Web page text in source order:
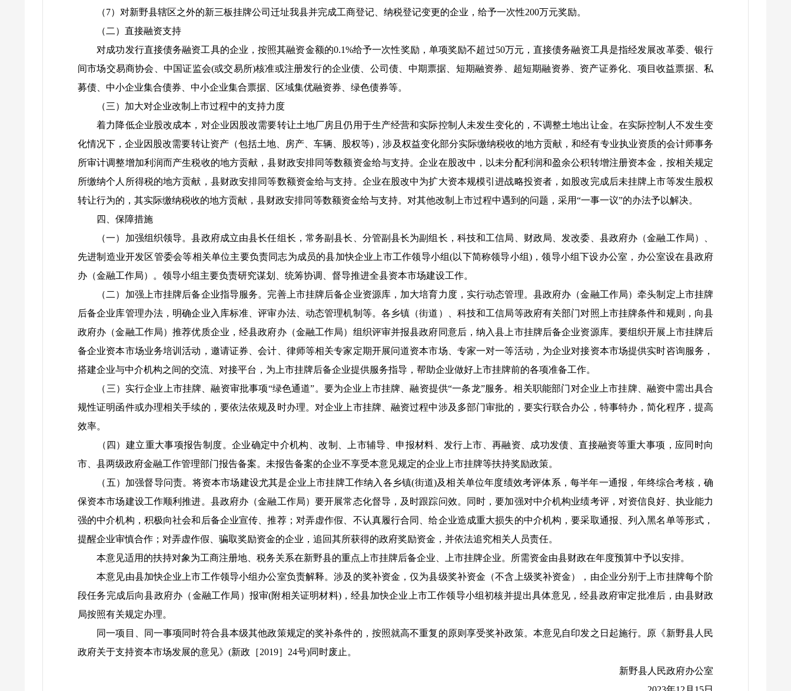
（7）对新野县辖区之外的新三板挂牌公司迁址我县并完成工商登记、纳税登记变更的企业，给予一次性200万元奖励。
（二）直接融资支持
对成功发行直接债务融资工具的企业，按照其融资金额的0.1%给予一次性奖励，单项奖励不超过50万元，直接债务融资工具是指经发展改革委、银行
间市场交易商协会、中国证监会(或交易所)核准或注册发行的企业债、公司债、中期票据、短期融资券、超短期融资券、资产证券化、项目收益票据、私
募债、中小企业集合债券、中小企业集合票据、区域集优融资券、绿色债券等。
（三）加大对企业改制上市过程中的支持力度
着力降低企业股改成本，对企业因股改需要转让土地厂房且仍用于生产经营和实际控制人未发生变化的，不调整土地出让金。在实际控制人不发生变
化情况下，企业因股改需要转让资产（包括土地、房产、车辆、股权等)，涉及权益变化部分实际缴纳税收的地方贡献，和经有专业执业资质的会计师事务
所审计调整增加利润而产生税收的地方贡献，县财政安排同等数额资金给与支持。企业在股改中，以未分配利润和盈余公积转增注册资本金，按相关规定
所缴纳个人所得税的地方贡献，县财政安排同等数额资金给与支持。企业在股改中为扩大资本规模引进战略投资者，如股改完成后未挂牌上市等发生股权
转让行为的，其实际缴纳税收的地方贡献，县财政安排同等数额资金给与支持。对其他改制上市过程中遇到的问题，采用“一事一议”的办法予以解决。
四、保障措施
（一）加强组织领导。县政府成立由县长任组长，常务副县长、分管副县长为副组长，科技和工信局、财政局、发改委、县政府办（金融工作局）、
先进制造业开发区管委会等相关单位主要负责同志为成员的县加快企业上市工作领导小组(以下简称领导小组)，领导小组下设办公室，办公室设在县政府
办（金融工作局）。领导小组主要负责研究谋划、统筹协调、督导推进全县资本市场建设工作。
（二）加强上市挂牌后备企业指导服务。完善上市挂牌后备企业资源库，加大培育力度，实行动态管理。县政府办（金融工作局）牵头制定上市挂牌
后备企业库管理办法，明确企业入库标准、评审办法、动态管理机制等。各乡镇（街道）、科技和工信局等政府有关部门对照上市挂牌条件和规则，向县
政府办（金融工作局）推荐优质企业，经县政府办（金融工作局）组织评审并报县政府同意后，纳入县上市挂牌后备企业资源库。要组织开展上市挂牌后
备企业资本市场业务培训活动，邀请证券、会计、律师等相关专家定期开展问道资本市场、专家一对一等活动，为企业对接资本市场提供实时咨询服务，
搭建企业与中介机构之间的交流、对接平台，为上市挂牌后备企业提供服务指导，帮助企业做好上市挂牌前的各项准备工作。
（三）实行企业上市挂牌、融资审批事项“绿色通道”。要为企业上市挂牌、融资提供“一条龙”服务。相关职能部门对企业上市挂牌、融资中需出具合
规性证明函件或办理相关手续的，要依法依规及时办理。对企业上市挂牌、融资过程中涉及多部门审批的，要实行联合办公，特事特办，简化程序，提高
效率。
（四）建立重大事项报告制度。企业确定中介机构、改制、上市辅导、申报材料、发行上市、再融资、成功发债、直接融资等重大事项，应同时向
市、县两级政府金融工作管理部门报告备案。未报告备案的企业不享受本意见规定的企业上市挂牌等扶持奖励政策。
（五）加强督导问责。将资本市场建设尤其是企业上市挂牌工作纳入各乡镇(街道)及相关单位年度绩效考评体系，每半年一通报，年终综合考核，确
保资本市场建设工作顺利推进。县政府办（金融工作局）要开展常态化督导，及时跟踪问效。同时，要加强对中介机构业绩考评，对资信良好、执业能力
强的中介机构，积极向社会和后备企业宣传、推荐；对弄虚作假、不认真履行合同、给企业造成重大损失的中介机构，要采取通报、列入黑名单等形式，
提醒企业审慎合作；对弄虚作假、骗取奖励资金的企业，追回其所获得的政府奖励资金，并依法追究相关人员责任。
本意见适用的扶持对象为工商注册地、税务关系在新野县的重点上市挂牌后备企业、上市挂牌企业。所需资金由县财政在年度预算中予以安排。
本意见由县加快企业上市工作领导小组办公室负责解释。涉及的奖补资金，仅为县级奖补资金（不含上级奖补资金），由企业分别于上市挂牌每个阶
段任务完成后向县政府办（金融工作局）报审(附相关证明材料)，经县加快企业上市工作领导小组初核并提出具体意见，经县政府审定批准后，由县财政
局按照有关规定办理。
同一项目、同一事项同时符合县本级其他政策规定的奖补条件的，按照就高不重复的原则享受奖补政策。本意见自印发之日起施行。原《新野县人民
政府关于支持资本市场发展的意见》(新政［2019］24号)同时废止。
新野县人民政府办公室